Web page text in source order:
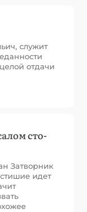
служит
отдачи
сто-
Затворник
идет